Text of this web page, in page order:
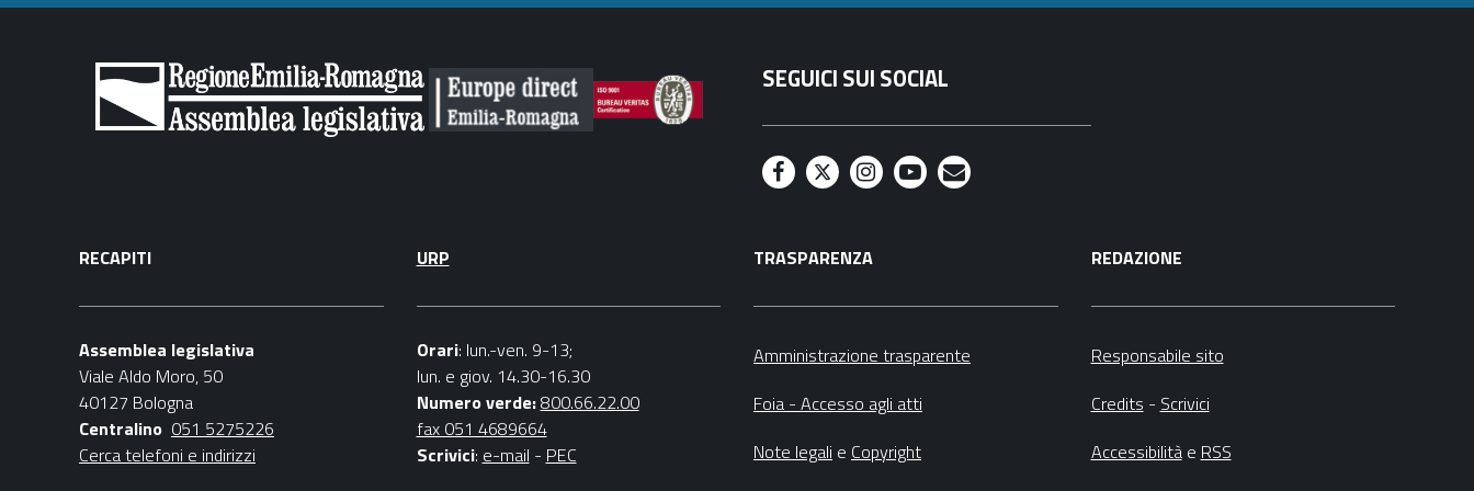
SEGUICI SUI SOCIAL
F
c
e
o
k
T
i
t
r
I
s
t
r
a
Y
t
e
M
l
RECAPITI
Assemblea legislativa
Viale Aldo Moro, 50
40127 Bologna
Centralino 051 5275226
Cerca telefoni e indirizzi
URP
Orari: lun.-ven. 9-13;
lun. e giov. 14.30-16.30
Numero verde:800.66.22.00
fax 051 4689664
Scrivici: e-mail - PEC
TRASPARENZA
Amministrazione trasparente
Foia - Accesso agli atti
Note legali e Copyright
REDAZIONE
Responsabile sito
Credits - Scrivici
Accessibilitàe RSS